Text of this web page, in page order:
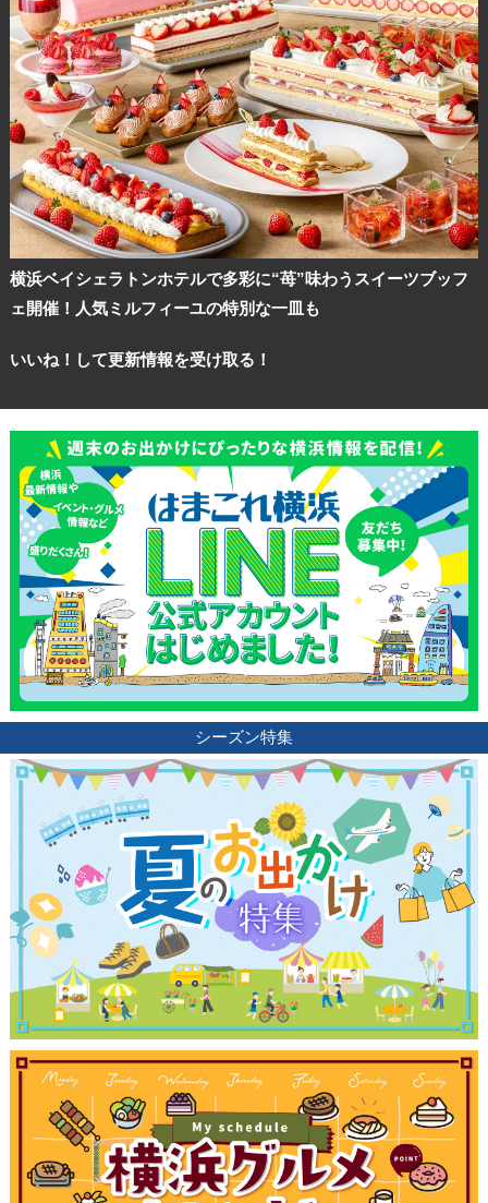
横浜ベイシェラトンホテルで多彩に“苺”味わうスイーツブッフ
ェ開催！人気ミルフィーユの特別な一皿も
いいね！して更新情報を受け取る！
シーズン特集
ランキング
ブログ記事
サイトについて